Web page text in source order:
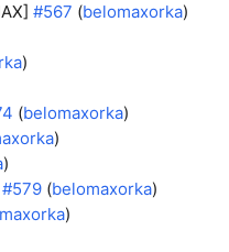
#567 (belomaxorka)
)
(belomaxorka)
)
)
#579 (belomaxorka)
)